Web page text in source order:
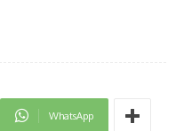
WhatsApp